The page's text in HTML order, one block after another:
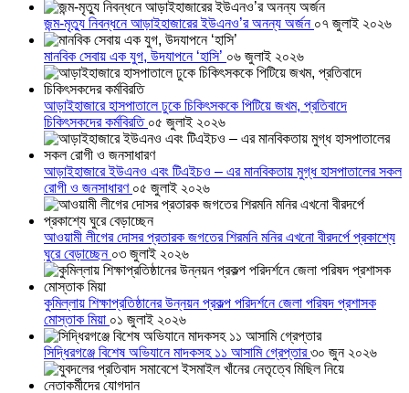
জন্ম-মৃত্যু নিবন্ধনে আড়াইহাজারের ইউএনও’র অনন্য অর্জন ০৭ জুলাই ২০২৬
মানবিক সেবায় এক যুগ, উদযাপনে ‘হাসি’ ০৬ জুলাই ২০২৬
আড়াইহাজারে হাসপাতালে ঢুকে চিকিৎসককে পিটিয়ে জখম, প্রতিবাদে
চিকিৎসকদের কর্মবিরতি ০৫ জুলাই ২০২৬
আড়াইহাজারে ইউএনও এবং টিএইচও – এর মানবিকতায় মুগ্ধ হাসপাতালের সকল
রোগী ও জনসাধারণ ০৫ জুলাই ২০২৬
আওয়ামী লীগের দোসর প্রতারক জগতের শিরমনি মনির এখনো বীরদর্পে প্রকাশ্যে
ঘুরে বেড়াচ্ছেন ০৩ জুলাই ২০২৬
কুমিল্লায় শিক্ষাপ্রতিষ্ঠানের উন্নয়ন প্রকল্প পরিদর্শনে জেলা পরিষদ প্রশাসক
মোস্তাক মিয়া ০১ জুলাই ২০২৬
সিদ্ধিরগঞ্জে বিশেষ অভিযানে মাদকসহ ১১ আসামি গ্রেপ্তার৩০ জুন ২০২৬